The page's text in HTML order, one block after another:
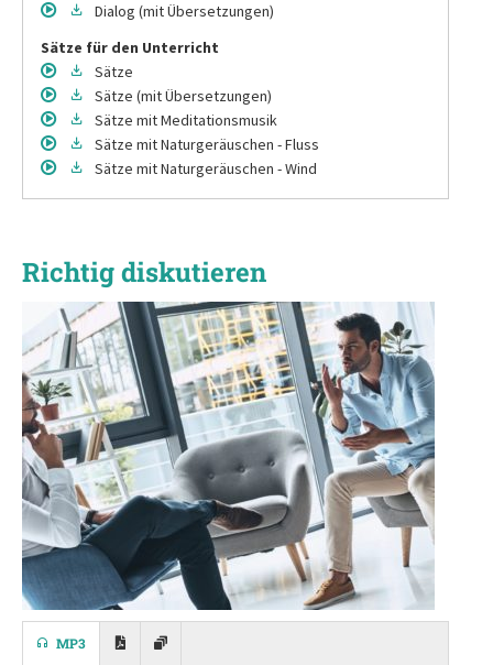
Dialog (mit Übersetzungen)
Sätze für den Unterricht
Sätze
Sätze (mit Übersetzungen)
Sätze mit Meditationsmusik
Sätze mit Naturgeräuschen - Fluss
Sätze mit Naturgeräuschen - Wind
Richtig diskutieren
MP3